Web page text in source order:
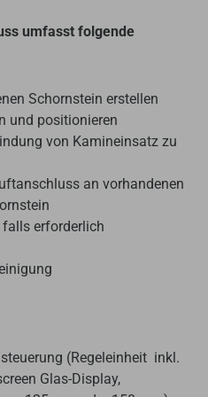
umfasst folgende
Schornstein erstellen
und positionieren
von Kamineinsatz zu
an vorhandenen
erforderlich
(Regeleinheit inkl.
Glas-Display,